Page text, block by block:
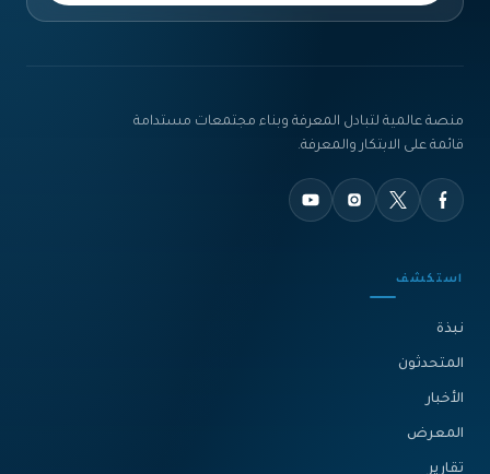
منصة عالمية لتبادل المعرفة وبناء مجتمعات مستدامة
قائمة على الابتكار والمعرفة.
استكشف
نبذة‎
المتحدثون
الأخبار
المعرض
تقارير